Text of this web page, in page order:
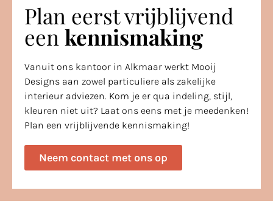
Plan eerst vrijblijvend
een kennismaking
Vanuit ons kantoor in Alkmaar werkt Mooij
Designs aan zowel particuliere als zakelijke
interieur adviezen. Kom je er qua indeling, stijl,
kleuren niet uit? Laat ons eens met je meedenken!
Plan een vrijblijvende kennismaking!
Neem contact met ons op